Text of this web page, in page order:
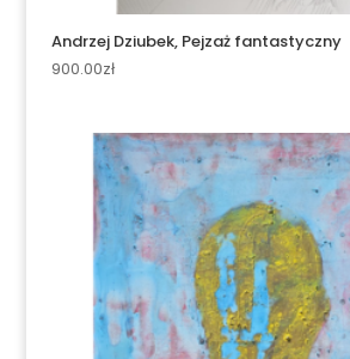
Andrzej Dziubek, Pejzaż fantastyczny
900.00zł